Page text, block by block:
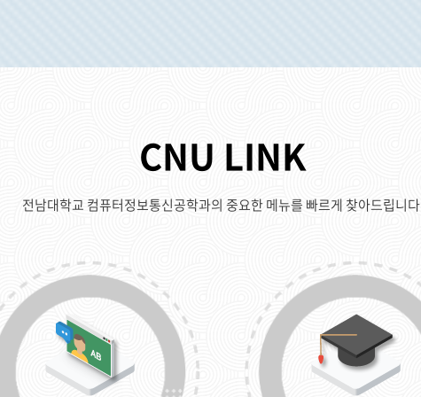
CNU LINK
전남대학교 컴퓨터정보통신공학과의 중요한 메뉴를 빠르게 찾아드립니